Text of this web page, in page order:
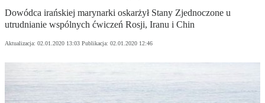
Dowódca irańskiej marynarki oskarżył Stany Zjednoczone u
utrudnianie wspólnych ćwiczeń Rosji, Iranu i Chin
Aktualizacja: 02.01.2020 13:03 Publikacja: 02.01.2020 12:46